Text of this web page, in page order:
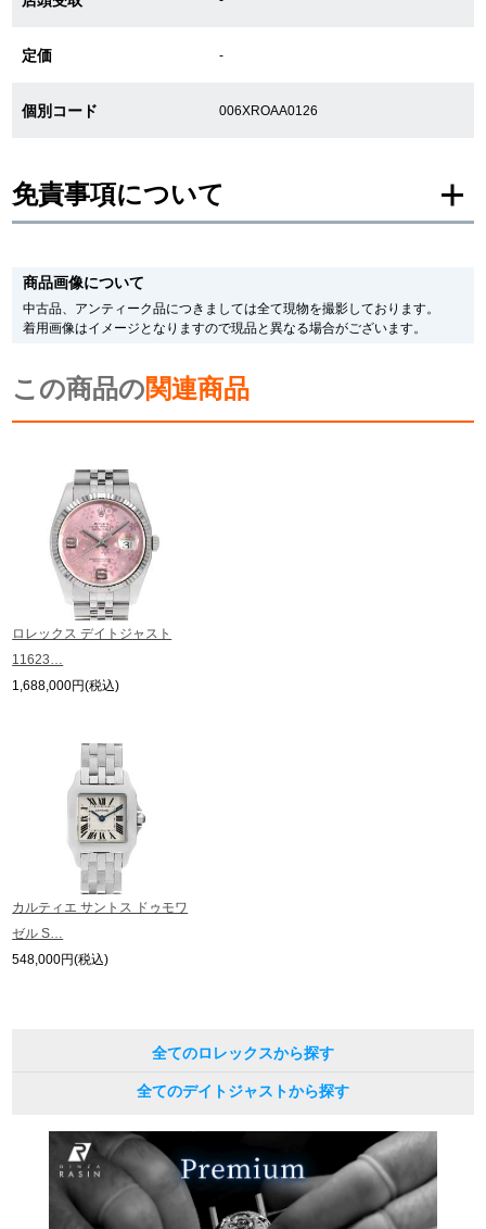
SNS・動画
For Overseas Customers
English
繁體中文
ภาษาไทย
商品画像について
中古品、アンティーク品につきましては全て現物を撮影しております。
着用画像はイメージとなりますので現品と異なる場合がございます。
この商品の関連商品
ロレックス デイトジャスト
11623…
1,688,000円(税込)
カルティエ サントス ドゥモワ
ゼル S…
548,000円(税込)
全てのロレックスから探す
全てのデイトジャストから探す
定価 -
個別コード 006XROAA0126
免責事項について
メーカー保護シールの有無に個体差がございますのでご了承下さいませ。
また、メーカーにてマイナーチェンジがなされる場合がございますが、在庫品
の仕様で販売させていただきますので予めご了承の程お願いいたします。
尚、中古品、アンティーク品につきましては現品を撮影しております。
ます。
の掲載を控えております。
※当店では店頭販売も行っております為、サイトでのご注文と店頭処理との時
間差で在庫切れになる場合がございます。
予めご了承くださいませ。
また、ご来店にてご購入を希望される場合にも、事前に在庫の確認をお電話か
メールにてお問い合わせいただけますようお願いいたします。
※アンティーク品やユーズド品の場合、外装および内部機械に代替部品を使用
している場合がございます。
※表示の定価は、入荷時の価格となっております。
現在の定価と異なる場合がございますのでご了承くださいませ。